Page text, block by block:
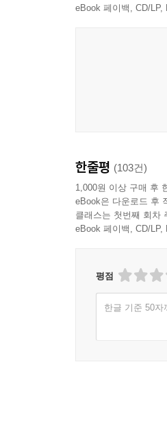
eBook 페이백, CD/
한줄평 (103건)
1,000원 이상 구매 후
eBook은 다운로드 후
클래스는 첫번째 회차
eBook 페이백, CD/
평점
한글 기준 50자